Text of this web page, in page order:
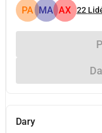
PA MA AX 22
Dary